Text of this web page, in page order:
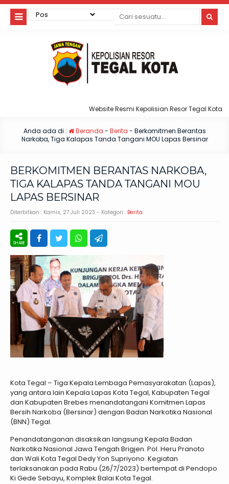
Website Resmi Kepolisian Resor Tegal Kota
Anda ada di : Beranda - Berita - Berkomitmen Berantas
Narkoba, Tiga Kalapas Tanda Tangani MOU Lapas Bersinar
BERKOMITMEN BERANTAS NARKOBA,
TIGA KALAPAS TANDA TANGANI MOU
LAPAS BERSINAR
Diterbitkan : Kamis, 27 Juli 2023 - Kategori : Berita
Kota Tegal – Tiga Kepala Lembaga Pemasyarakatan (Lapas),
yang antara lain Kepala Lapas Kota Tegal, Kabupaten Tegal
dan Kabupaten Brebes menandatangani Komitmen Lapas
Bersih Narkoba (Bersinar) dengan Badan Narkotika Nasional
(BNN) Tegal.
Penandatanganan disaksikan langsung Kepala Badan
Narkotika Nasional Jawa Tengah Brigjen. Pol. Heru Pranoto
dan Wali Kota Tegal Dedy Yon Supriyono. Kegiatan
terlaksanakan pada Rabu (26/7/2023) bertempat di Pendopo
Ki Gede Sebayu, Komplek Balai Kota Tegal.